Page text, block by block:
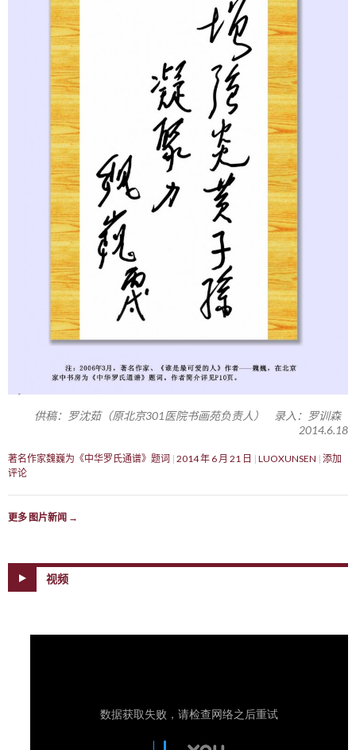
供稿：罗沈茹（原北京301医院书画苑负责人） 录入：罗训森
2014.6.18
著名作家魏巍为《中华罗氏通谱》题词 2014 年 6 月 21 日 LUOXUNSEN 添加
评论
更多 图片新闻 →
视频